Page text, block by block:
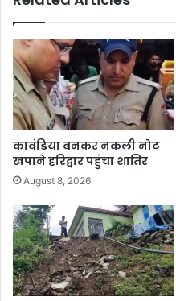
कावंडिया बनकर नकली नोट
खपाने हरिद्वार पहुंचा शातिर
August 8, 2026